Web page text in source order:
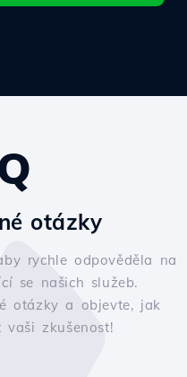
otázky
rychle odpověděla na
se našich služeb.
otázky a objevte, jak
vaši zkušenost!